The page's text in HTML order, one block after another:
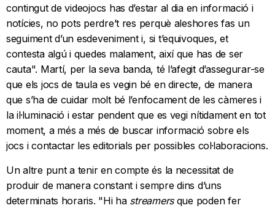
contingut de videojocs has d’estar al dia en informació i
notícies, no pots perdre’t res perquè aleshores fas un
seguiment d’un esdeveniment i, si t’equivoques, et
contesta algú i quedes malament, així que has de ser
cauta". Martí, per la seva banda, té l’afegit d’assegurar-se
que els jocs de taula es vegin bé en directe, de manera
que s’ha de cuidar molt bé l’enfocament de les càmeres i
la il·luminació i estar pendent que es vegi nítidament en tot
moment, a més a més de buscar informació sobre els
jocs i contactar les editorials per possibles col·laboracions.
Un altre punt a tenir en compte és la necessitat de
produir de manera constant i sempre dins d’uns
determinats horaris. "Hi ha streamersque poden fer